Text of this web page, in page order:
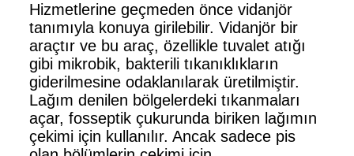
Hizmetlerine geçmeden önce vidanjör
tanımıyla konuya girilebilir. Vidanjör bir
araçtır ve bu araç, özellikle tuvalet atığı
gibi mikrobik, bakterili tıkanıklıkların
giderilmesine odaklanılarak üretilmiştir.
Lağım denilen bölgelerdeki tıkanmaları
açar, fosseptik çukurunda biriken lağımın
çekimi için kullanılır. Ancak sadece pis